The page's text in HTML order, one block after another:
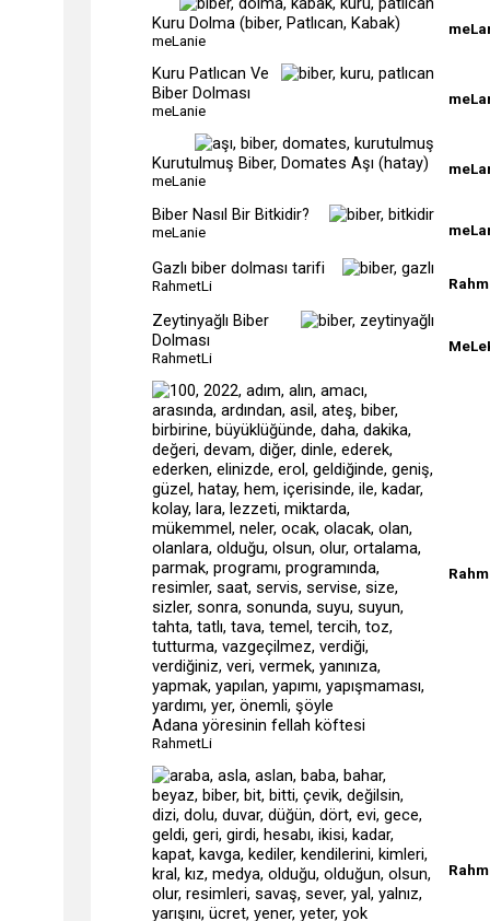
Kuru Dolma (biber, Patlıcan, Kabak)
meLanie
Kuru Patlıcan Ve
Biber Dolması
meLanie
Kurutulmuş Biber, Domates Aşı (hatay)
meLanie
Biber Nasıl Bir Bitkidir?
meLanie
Gazlı biber dolması tarifi
RahmetLi
Zeytinyağlı Biber
Dolması
RahmetLi
Adana yöresinin fellah köftesi
RahmetLi